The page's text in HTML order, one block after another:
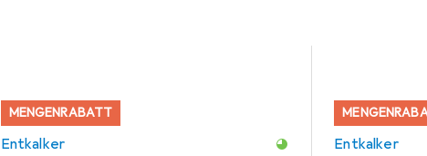
MENGENRABATT
Entkalker Entkalker